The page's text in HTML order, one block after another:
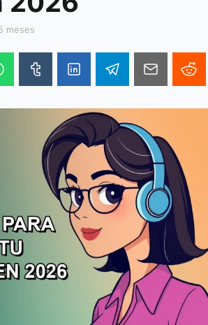
meses